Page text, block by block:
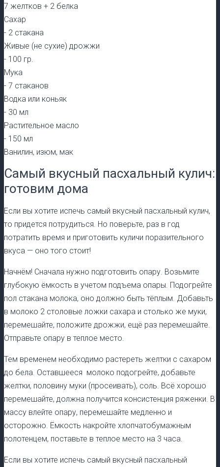
7 желтков + 2 белка
Сахар
- 2 стакана
Живые (не сухие) дрожжи
- 100 гр.
Мука
- 7 стаканов
Водка или коньяк
- 30 мл
Растительное масло
- 150 мл
Ванилин, изюм, мак
Самый вкусный пасхальный кулич:
готовим дома
Если вы хотите испечь самый вкусный пасхальный кулич,
то придется потрудиться. Но поверьте, раз в год
потратить время и приготовить куличи поразительного
вкуса — оно того стоит!
Начнём! Сначала нужно подготовить опару. Возьмите
глубокую ёмкость в учетом подъема опары. Подогрейте
пол стакана молока, оно должно быть тёплым. Добавьть
в молоко 2 столовые ложки сахара и столько же муки,
перемешайте, положите дрожжи, ещё раз перемешайте.
Отправьте опару в теплое место.
Тем временем необходимо растереть желтки с сахаром
до бела. Оставшееся молоко подогрейте, добавьте
желтки, половину муки (просеивать), соль. Всё хорошо
перемешайте, должна получится консистенция ряженки. В
массу влейте опару, перемешайте медленно и
осторожно. Ёмкость накройте хлопчатобумажным
полотенцем, поставьте в теплое место на 3 часа.
Если вы хотите испечь самый вкусный пасхальный